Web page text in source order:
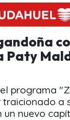
Paty
programa
a
nuevo